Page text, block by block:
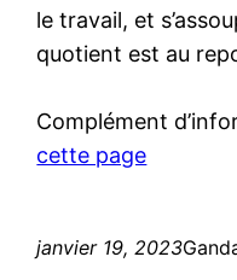
le travail, et
quotient est au
Complément
cette page
janvier 19, 2023